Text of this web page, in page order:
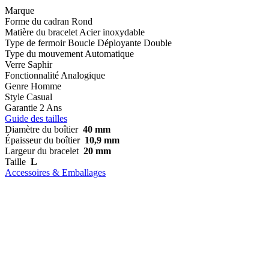
Marque
Forme du cadran Rond
Matière du bracelet Acier inoxydable
Type de fermoir Boucle Déployante Double
Type du mouvement Automatique
Verre Saphir
Fonctionnalité Analogique
Genre Homme
Style Casual
Garantie 2 Ans
Guide des tailles
Diamètre du boîtier 40 mm
Épaisseur du boîtier 10,9 mm
Largeur du bracelet 20 mm
Taille L
Accessoires & Emballages